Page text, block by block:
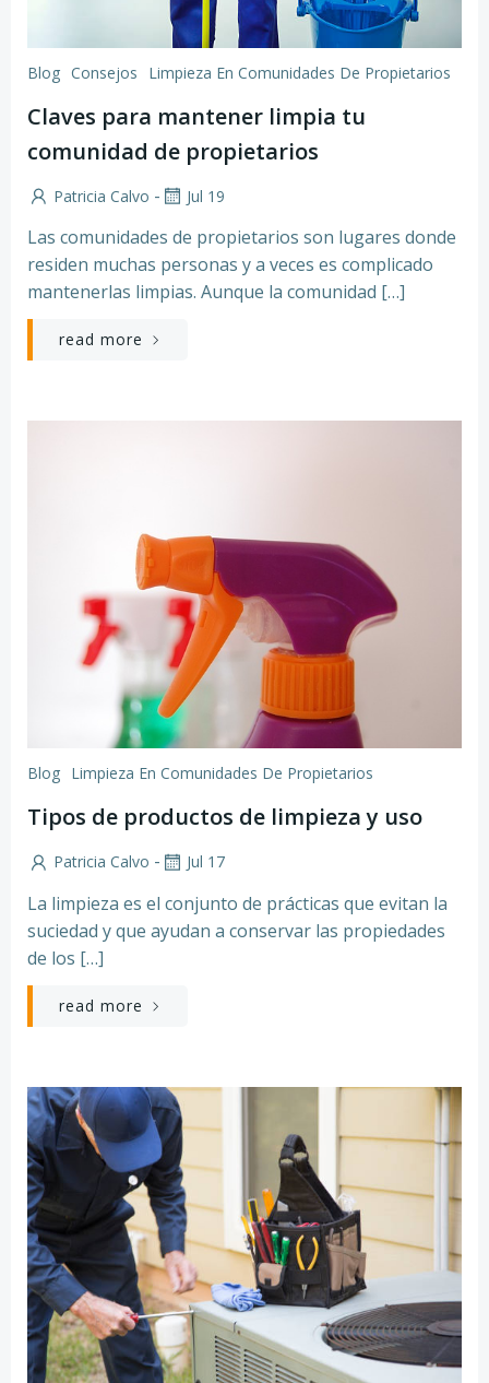
Blog Consejos Limpieza En Comunidades De Propietarios
Claves para mantener limpia tu
comunidad de propietarios
Patricia Calvo - Jul 19
Las comunidades de propietarios son lugares donde
residen muchas personas y a veces es complicado
mantenerlas limpias. Aunque la comunidad […]
read more
Blog Limpieza En Comunidades De Propietarios
Tipos de productos de limpieza y uso
Patricia Calvo - Jul 17
La limpieza es el conjunto de prácticas que evitan la
suciedad y que ayudan a conservar las propiedades
de los […]
read more